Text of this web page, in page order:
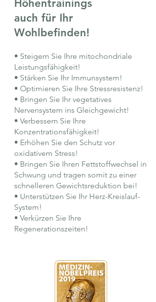
Höhentrainings
auch für Ihr
Wohlbefinden!
• Steigern Sie Ihre mitochondriale
Leistungsfähigkeit!
• Stärken Sie Ihr Immunsystem!
• Optimieren Sie Ihre Stressresistenz!
• Bringen Sie Ihr vegetatives
Nervensystem ins Gleichgewicht!
• Verbessern Sie Ihre
Konzentrationsfähigkeit!
• Erhöhen Sie den Schutz vor
oxidativem Stress!
• Bringen Sie Ihren Fettstoffwechsel in
Schwung und tragen somit zu einer
schnelleren Gewichtsreduktion bei!
• Unterstützen Sie Ihr Herz-Kreislauf-
System!
• Verkürzen Sie Ihre
Regenerationszeiten!